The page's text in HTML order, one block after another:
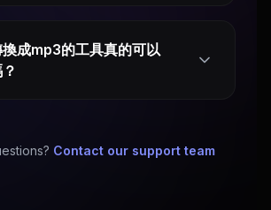
成mp3的工具真的可以
Contact our support team